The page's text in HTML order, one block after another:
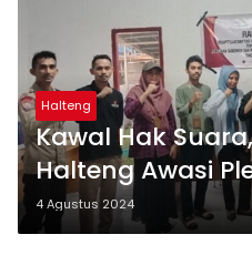
Halteng
Kawal Hak
Halteng Awasi
Daftar Pemilih di
4 Agustus 2024